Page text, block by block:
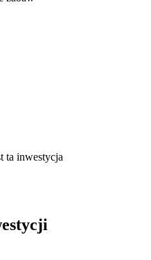
ta inwestycja